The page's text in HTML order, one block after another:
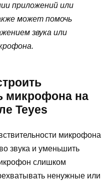
приложений или
может помочь
звука или
микрофона на
Teyes
микрофона
звука и уменьшить
слишком
ненужные или